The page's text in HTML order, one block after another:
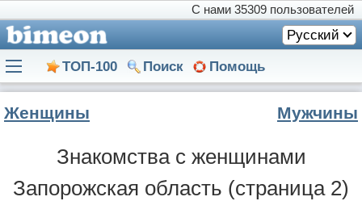
С нами 35309 пользователей
Русский
ТОП-100 Поиск Помощь
Знакомства с женщинами
Запорожская область (страница 2)
Женщины Мужчины